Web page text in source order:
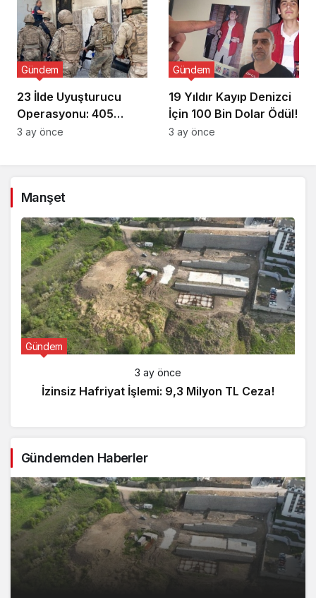
23 İlde Uyuşturucu
Operasyonu: 405
Gözaltı!
Gündem
3 ay önce
19 Yıldır Kayıp Denizci
İçin 100 Bin Dolar Ödül!
Gündem
3 ay önce
Manşet
Gündem
3 ay önce
İzinsiz Hafriyat İşlemi: 9,3 Milyon TL Ceza!
Gündemden Haberler